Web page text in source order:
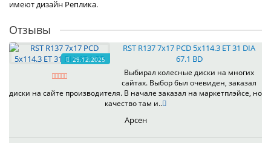
имеют дизайн Реплика.
Отзывы
29.12.2025
RST R137 7x17 PCD 5x114.3 ET 31 DIA
67.1 BD
Выбирал колесные диски на многих
сайтах. Выбор был очевиден, заказал
диски на сайте производителя. В начале заказал на маркетплэйсе, но
качество там и..
Арсен